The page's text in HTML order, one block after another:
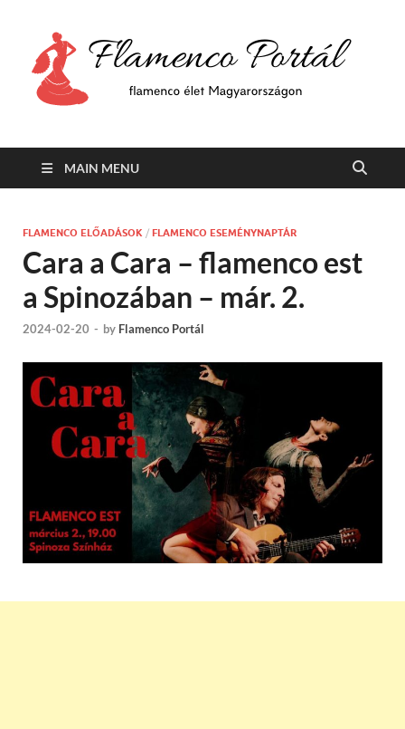
MAIN MENU
FLAMENCO ELŐADÁSOK / FLAMENCO ESEMÉNYNAPTÁR
Cara a Cara – flamenco est
a Spinozában – már. 2.
2024-02-20 - by Flamenco Portál